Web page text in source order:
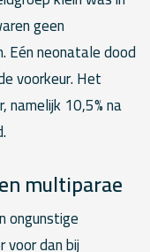
geen
Eén neonatale dood
voorkeur. Het
namelijk 10,5% na
multiparae
ongunstige
dan bij